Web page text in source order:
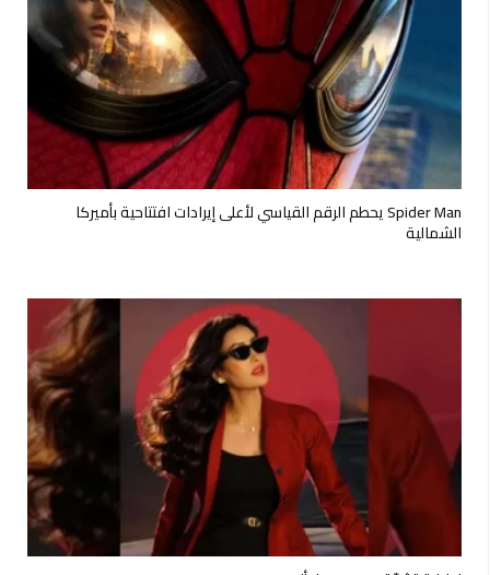
Spider Man يحطم الرقم القياسي لأعلى إيرادات افتتاحية بأميركا
الشمالية